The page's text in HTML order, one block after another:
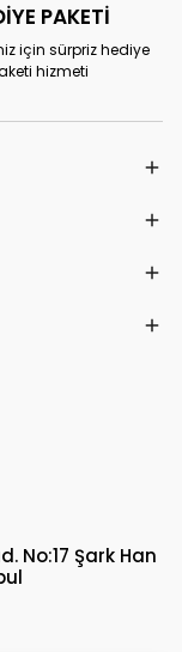
PAKETİ
için sürpriz hediye
hizmeti
No:17 Şark Han